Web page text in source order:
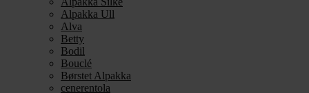
Alpakka Ull
Alva
Betty
Bodil
Bouclé
Børstet Alpakka
cenerentola